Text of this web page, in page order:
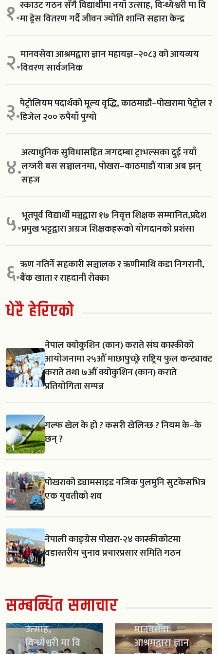
१.स्काउट गठन सँगै विद्यार्थीमा नयाँ उत्साह, विन्ध्येश्वरी मा वि
मा ड्रेस वितरण गर्दै जीवन ज्योति शान्ति सहारा केन्द्र
२.मानवसेवा आश्रमद्वारा ज्ञान महायज्ञ–२०८३ को आयव्यय
विवरण सार्वजनिक
३.पेट्रोलियम पदार्थको मूल्य वृद्धि, काठमाडौं–पोखरामा पेट्रोल र
डिजेल २०० रुपैयाँ पुग्यो
४.अत्याधुनिक सुविधासहित जगदम्बा ट्राभल्सका दुई नयाँ
लग्जरी बस सञ्चालनमा, पोखरा–काठमाडौं यात्रा अब झन्
सहज
५.भूतपूर्व विद्यार्थी मञ्चद्वारा १७ निवृत्त शिक्षक सम्मानित,प्रदेश
प्रमुख भट्टद्वारा अग्रज शिक्षकहरूको योगदानको प्रशंसा
६.ऋण नतिर्ने सहकारी सञ्चालक र ऋणीमाथि कडा निगरानी,
बैंक खाता र राहदानी रोक्का
धेरै हेरिएको
नेपाल क्योकुशिन (कान) कराते संघ कास्कीको
आयोजनामा २५औँ माछापुच्छ्रे राष्ट्रिय फुल कन्ट्याक्ट
कराते तथा ७औँ क्योकुशिन (कान) कराते
प्रतियोगिता सम्पन्न
गल्फ खेल के हो ? कसरी खेलिन्छ ? नियम के–के
छन् ?
पोखराको ड्यामसाइड नजिक पुलमुनि सुटकेसभित्र
एक युवतीको शव
नेपाली काङ्ग्रेस पोखरा-२४ कास्कीकोटमा
वडास्तरीय चुनाव प्रचारप्रसार समिति गठन
सम्बन्धित समाचार
स्काउट गठन सँगै
विद्यार्थीमा नयाँ
उत्साह,
विन्ध्येश्वरी मा वि
मानवसेवा
आश्रमद्वारा ज्ञान